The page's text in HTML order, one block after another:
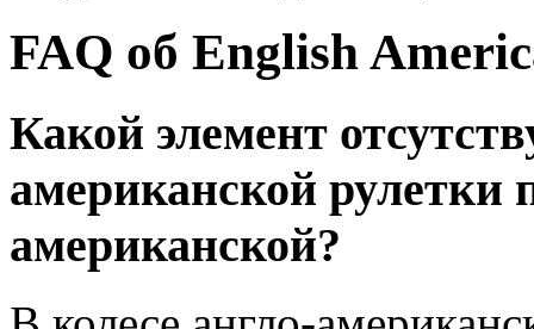
FAQ об English
Какой элемент
американской рулетки
американской?